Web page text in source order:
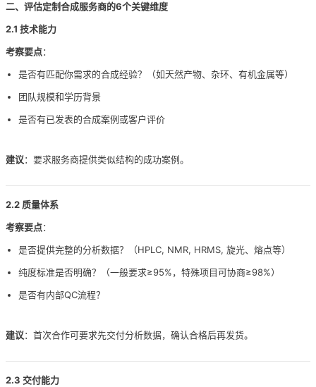
二、评估定制合成服务商的6个关键维度
2.1 技术能力
考察要点：
是否有匹配你需求的合成经验？（如天然产物、杂环、有机金属等）
团队规模和学历背景
是否有已发表的合成案例或客户评价
建议：要求服务商提供类似结构的成功案例。
2.2 质量体系
考察要点：
是否提供完整的分析数据？（HPLC, NMR, HRMS, 旋光、熔点等）
纯度标准是否明确？（一般要求≥95%，特殊项目可协商≥98%）
是否有内部QC流程？
建议：首次合作可要求先交付分析数据，确认合格后再发货。
2.3 交付能力